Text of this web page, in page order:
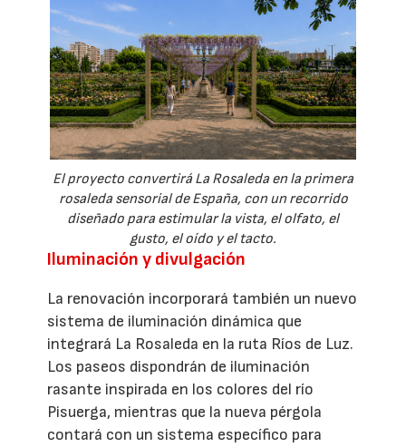
El proyecto convertirá La Rosaleda en la primera
rosaleda sensorial de España, con un recorrido
diseñado para estimular la vista, el olfato, el
gusto, el oído y el tacto.
Iluminación y divulgación
La renovación incorporará también un nuevo
sistema de iluminación dinámica que
integrará La Rosaleda en la ruta Ríos de Luz.
Los paseos dispondrán de iluminación
rasante inspirada en los colores del río
Pisuerga, mientras que la nueva pérgola
contará con un sistema específico para